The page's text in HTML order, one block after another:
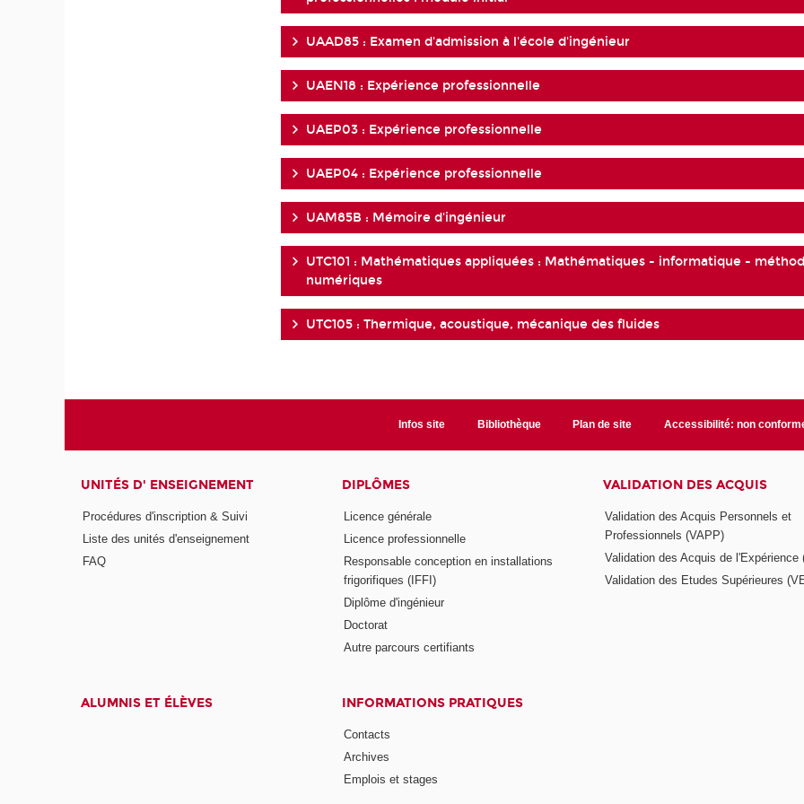
UAAD85 : Examen d'admission à l'école d'ingénieur
UAEN18 : Expérience professionnelle
UAEP03 : Expérience professionnelle
UAEP04 : Expérience professionnelle
UAM85B : Mémoire d'ingénieur
UTC101 : Mathématiques appliquées : Mathématiques - informatique -
numériques
UTC105 : Thermique, acoustique, mécanique des fluides
Infos site Bibliothèque Plan de site Accessibilité: non
UNITÉS D' ENSEIGNEMENT
Procédures d'inscription & Suivi
Liste des unités d'enseignement
FAQ
DIPLÔMES
Licence générale
Licence professionnelle
Responsable conception en installations
frigorifiques (IFFI)
Diplôme d'ingénieur
Doctorat
Autre parcours certifiants
VALIDATION DES ACQUIS
Validation des Acquis Personnels et
Professionnels (VAPP)
Validation des Acquis de l'Expérience
Validation des Etudes Supérieures
ALUMNIS ET ÉLÈVES INFORMATIONS PRATIQUES
Contacts
Archives
Emplois et stages